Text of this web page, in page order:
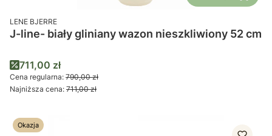
PRODUCENT
LENE BJERRE
J-line- biały gliniany wazon nieszkliwiony 52 cm
Cena promocyjna
711,00 zł
Cena regularna: 790,00 zł
Najniższa cena: 711,00 zł
Okazja